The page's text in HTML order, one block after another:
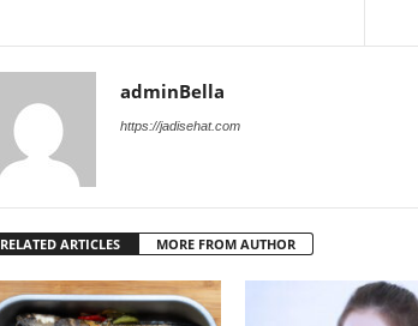
adminBella
https://jadisehat.com
RELATED ARTICLES MORE FROM AUTHOR